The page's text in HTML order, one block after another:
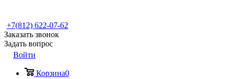
+7(812) 622-07-62
Заказать звонок
Задать вопрос
Войти
Корзина0